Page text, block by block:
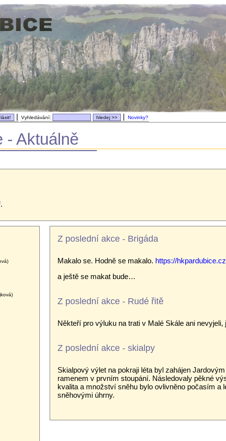
| Vyhledávání: | Novinky?
- Aktuálně
.
Z poslední akce - Brigáda
Makalo se. Hodně se makalo. https://
a ještě se makat bude…
Z poslední akce - Rudé řitě
Někteří pro výluku na trati v Malé Skále ani nevyjeli,
Z poslední akce - skialpy
Skialpový výlet na pokraji léta byl zahájen
ramenem v prvním stoupání. Následovaly pěkné
kvalita a množství sněhu bylo ovlivněno počasím a
sněhovými úhrny.